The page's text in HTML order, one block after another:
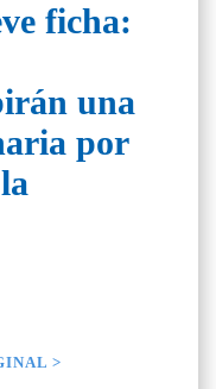
ficha:
una
por
>